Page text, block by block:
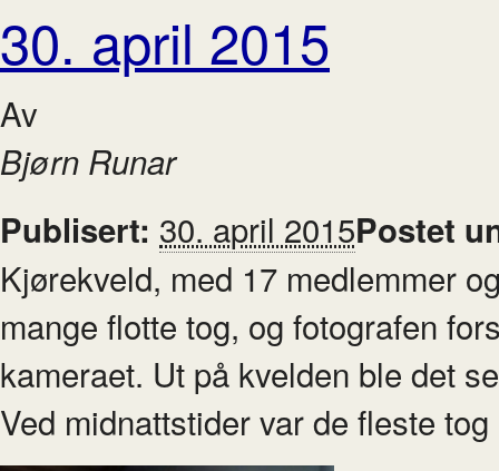
30. april 2015
Av
Bjørn Runar
Publisert: 30. april 2015Postet
Kjørekveld, med 17 medlemmer
mange flotte tog, og fotografen
kameraet. Ut på kvelden ble det
Ved midnattstider var de fleste